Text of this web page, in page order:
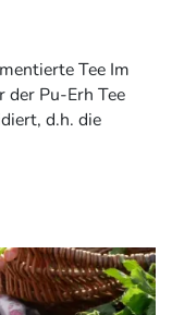
Tee Im
der Pu-Erh Tee
d.h. die